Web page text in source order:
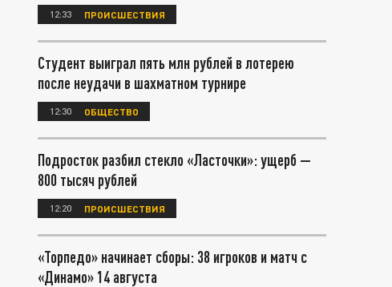
12:33 ПРОИСШЕСТВИЯ
Студент выиграл пять млн рублей в лотерею
после неудачи в шахматном турнире
12:30 ОБЩЕСТВО
Подросток разбил стекло «Ласточки»: ущерб —
800 тысяч рублей
12:20 ПРОИСШЕСТВИЯ
«Торпедо» начинает сборы: 38 игроков и матч с
«Динамо» 14 августа